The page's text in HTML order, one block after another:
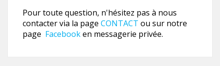
Pour toute question, n'hésitez pas à nous
contacter via la page CONTACT ou sur notre
page Facebooken messagerie privée.